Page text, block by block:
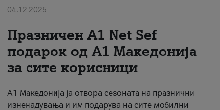
Надополни кредит
За нас
#ПодобарОнлајн
04.12.2025
Празничен A1 Net Sеf
подарок од А1 Македонија
за сите корисници
А1 Македонија ја отвора сезоната на празнични
изненадувања и им подарува на сите мобилни